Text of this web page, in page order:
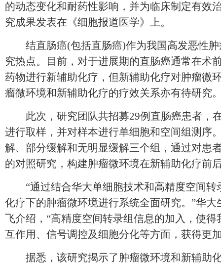
的动态变化和耐药性影响，并为临床制定有效
究成果发表在《细胞报道医学》上。
结直肠癌(包括直肠癌)作为我国高发恶性肿
究热点。目前，对于进展期的直肠癌通常在术
药物进行新辅助化疗，但新辅助化疗对肿瘤微
瘤微环境和新辅助化疗的疗效关系亦有待研究
此次，研究团队共招募29例直肠癌患者，
进行取样，并对样本进行单细胞和空间组测序
解、部分缓解和无明显缓解三个组，通过对患
的对照研究，构建肿瘤微环境在新辅助化疗前
“通过结合华大单细胞技术和高精度空间转
化疗下的肿瘤微环境进行系统全面研究。”华
飞介绍，“高精度空间转录组信息的加入，使
互作用、信号调控及细胞分化等方面，获得更
据悉，该研究揭示了肿瘤微环境和新辅助